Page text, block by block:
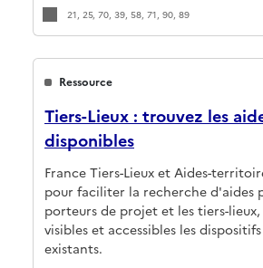
21, 25, 70, 39, 58, 71, 90, 89
Ressource
Tiers-Lieux : trouvez les
disponibles
France Tiers-Lieux et Aides-
pour faciliter la recherche d'aides
porteurs de projet et les tiers-
visibles et accessibles les
existants.